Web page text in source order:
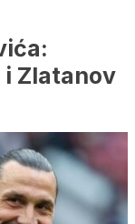
Zlatanov